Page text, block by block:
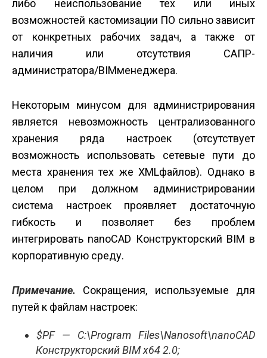
либо неиспользование тех или иных
возможностей кастомизации ПО сильно зависит
от конкретных рабочих задач, а также от
наличия или отсутствия САПР­
администратора/BIM­менеджера.
Некоторым минусом для администрирования
является невозможность централизованного
хранения ряда настроек (отсутствует
возможность использовать сетевые пути до
места хранения тех же XML­файлов). Однако в
целом при должном администрировании
система настроек проявляет достаточную
гибкость и позволяет без проблем
интегрировать nanoCAD Конструкторский BIM в
корпоративную среду.
Примечание. Сокращения, используемые для
путей к файлам настроек:
$PF — C:\Program Files\Nanosoft\nanoCAD
КонструкторскийBIM x64 2.0;